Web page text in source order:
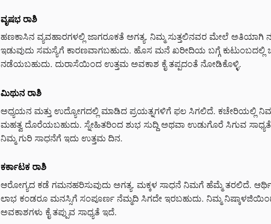
ವೃಷಭ ರಾಶಿ
ಹಣಕಾಸಿನ ವ್ಯವಹಾರಗಳಲ್ಲಿ ಜಾಗರೂಕತೆ ಅಗತ್ಯ. ನಿಮ್ಮ ಸುತ್ತಲಿನವರ ಮೇಲೆ ಅತಿಯಾಗಿ
ಇಡುವುದು ಸಮಸ್ಯೆಗೆ ಕಾರಣವಾಗಬಹುದು. ಹೊಸ ಮನೆ ಖರೀದಿಯ ಬಗ್ಗೆ ಕುಟುಂಬದಲ್ಲಿ
ನಡೆಯಬಹುದು. ದುರಾಸೆಯಿಂದ ಉತ್ತಮ ಅವಕಾಶ ಕೈ ತಪ್ಪದಂತೆ ನೋಡಿಕೊಳ್ಳಿ.
ಮಿಥುನ ರಾಶಿ
ಅಧ್ಯಯನ ಮತ್ತು ಉದ್ಯೋಗದಲ್ಲಿ ಮಾಡಿದ ಪ್ರಯತ್ನಗಳಿಗೆ ಫಲ ಸಿಗಲಿದೆ. ಕಚೇರಿಯಲ್ಲಿ
ಮಹತ್ವ ದೊರೆಯಬಹುದು. ಸ್ನೇಹಿತರಿಂದ ಶುಭ ಸುದ್ದಿ ಅಥವಾ ಉಡುಗೊರೆ ಸಿಗುವ
ನಿಮ್ಮ ಗುರಿ ಸಾಧನೆಗೆ ಇದು ಉತ್ತಮ ದಿನ.
ಕರ್ಕಾಟಕ ರಾಶಿ
ಆರೋಗ್ಯದ ಕಡೆ ಗಮನಹರಿಸುವುದು ಅಗತ್ಯ. ಮಕ್ಕಳ ಸಾಧನೆ ನಿಮಗೆ ಹೆಮ್ಮೆ ತರಲಿದೆ.
ಲಾಭ ಕಂಡರೂ ಮನಸ್ಸಿಗೆ ಸಂಪೂರ್ಣ ನೆಮ್ಮದಿ ಸಿಗದೇ ಇರಬಹುದು. ನಿಮ್ಮ
ಅವಕಾಶಗಳು ಕೈ ತಪ್ಪುವ ಸಾಧ್ಯತೆ ಇದೆ.